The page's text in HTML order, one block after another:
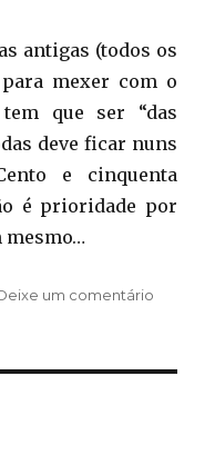
antigas (todos os
mexer com o
que ser “das
deve ficar nuns
e cinquenta
é prioridade por
mesmo…
um comentário